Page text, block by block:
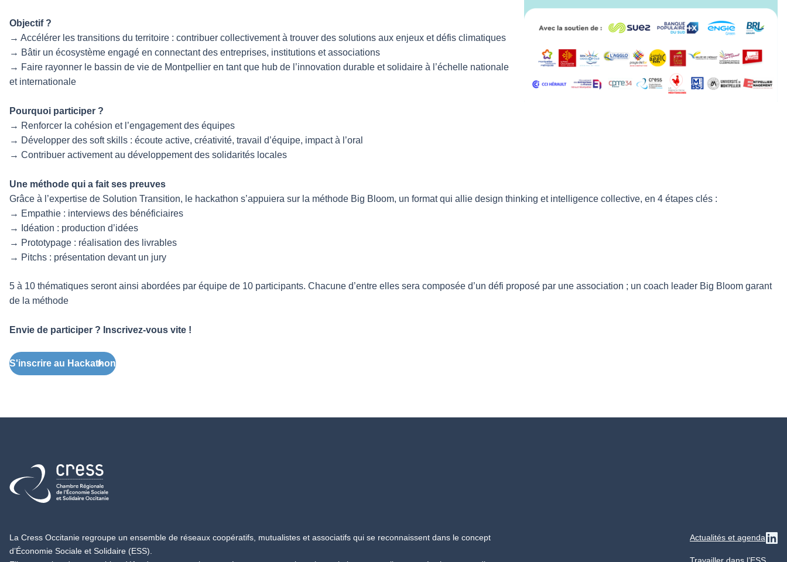
Objectif ?
→ Accélérer les transitions du territoire : contribuer collectivement à trouver des solutions aux enjeux et défis climatiques
→ Bâtir un écosystème engagé en connectant des entreprises, institutions et associations
→ Faire rayonner le bassin de vie de Montpellier en tant que hub de l’innovation durable et solidaire à l’échelle nationale
et internationale
Pourquoi participer ?
→ Renforcer la cohésion et l’engagement des équipes
→ Développer des soft skills : écoute active, créativité, travail d’équipe, impact à l’oral
→ Contribuer activement au développement des solidarités locales
Une méthode qui a fait ses preuves
Grâce à l’expertise de Solution Transition, le hackathon s’appuiera sur la méthode Big Bloom, un format qui allie design thinking et intelligence collective, en 4 étapes clés :
→ Empathie : interviews des bénéficiaires
→ Idéation : production d’idées
→ Prototypage : réalisation des livrables
→ Pitchs : présentation devant un jury
5 à 10 thématiques seront ainsi abordées par équipe de 10 participants. Chacune d’entre elles sera composée d’un défi proposé par une association ; un coach leader Big Bloom garant
de la méthode
Envie de participer ? Inscrivez-vous vite !
S'inscrire au Hackathon
Retour à l'accueil
La Cress Occitanie regroupe un ensemble de réseaux coopératifs, mutualistes et associatifs qui se reconnaissent dans le concept
d’Économie Sociale et Solidaire (ESS).
Actualités et agenda